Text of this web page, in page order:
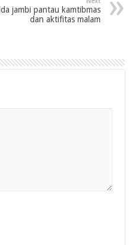
jambi pantau kamtibmas
dan aktifitas malam